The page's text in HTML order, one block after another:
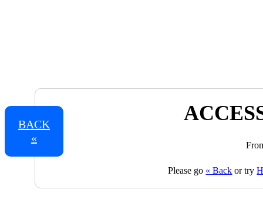
BACK
«
Please go « Back or try